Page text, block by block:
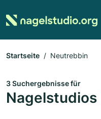
Startseite Neutrebbin
3 Suchergebnisse für